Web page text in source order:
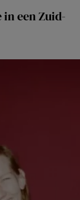
een Zuid-